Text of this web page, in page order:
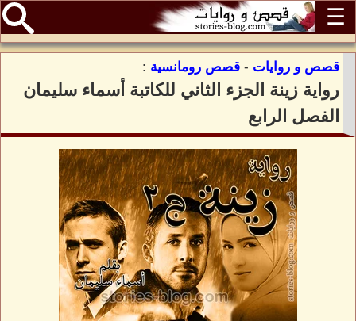
☰
قصص و روايات - قصص رومانسية :
رواية زينة الجزء الثاني للكاتبة أسماء سليمان
الفصل الرابع